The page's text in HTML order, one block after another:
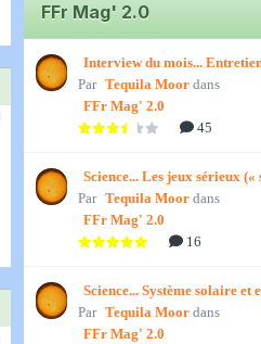
FFr Mag' 2.0
Interview du mois...
par Titenath
Par Tequila Moor dans
FFr Mag' 2.0
45
Science... Les jeux sérieux («
») par Jedino
Par Tequila Moor dans
FFr Mag' 2.0
16
Science... Système solaire et
spatiale, par Jedino
Par Tequila Moor dans
FFr Mag' 2.0